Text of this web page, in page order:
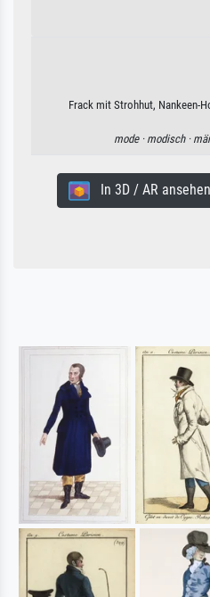
Frack mit Strohhut, Nankeen-
mode · modisch ·
In 3D / AR ansehen